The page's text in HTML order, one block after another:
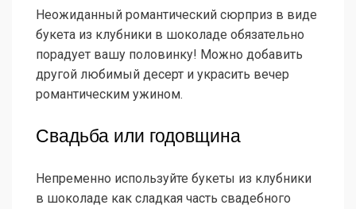
Неожиданный романтический сюрприз в виде
букета из клубники в шоколаде обязательно
порадует вашу половинку! Можно добавить
другой любимый десерт и украсить вечер
романтическим ужином.
Свадьба или годовщина
Непременно используйте букеты из клубники
в шоколаде как сладкая часть свадебного